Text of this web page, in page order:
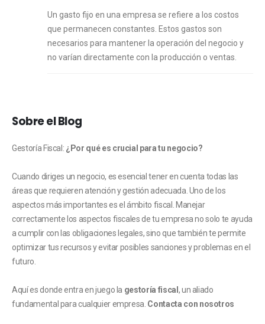
Un gasto fijo en una empresa se refiere a los costos
que permanecen constantes. Estos gastos son
necesarios para mantener la operación del negocio y
no varían directamente con la producción o ventas.
Sobre el Blog
Gestoría Fiscal: ¿Por qué es crucial para tu negocio?
Cuando diriges un negocio, es esencial tener en cuenta todas las
áreas que requieren atención y gestión adecuada. Uno de los
aspectos más importantes es el ámbito fiscal. Manejar
correctamente los aspectos fiscales de tu empresa no solo te ayuda
a cumplir con las obligaciones legales, sino que también te permite
optimizar tus recursos y evitar posibles sanciones y problemas en el
futuro.
Aquí es donde entra en juego la gestoría fiscal , un aliado
fundamental para cualquier empresa. Contacta con nosotros